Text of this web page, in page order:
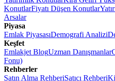
KonutlarFiyatı Düşen Konutlar
Arsalar
Piyasa
Emlak PiyasasıDemografi Analizi
Keşfet
Emlakjet BlogUzman Danışmanlar
Fonu)
Rehberler
Satın Alma RehberiSatıcı Rehberi